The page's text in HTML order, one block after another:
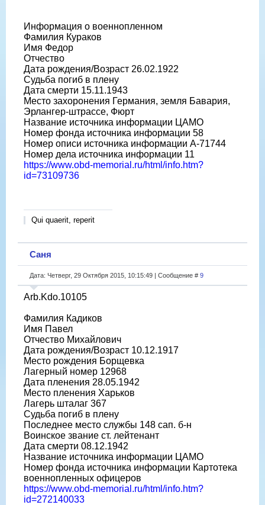
Информация о военнопленном
Фамилия Кураков
Имя Федор
Отчество
Дата рождения/Возраст 26.02.1922
Судьба погиб в плену
Дата смерти 15.11.1943
Место захоронения Германия, земля Бавария,
Эрлангер-штрассе, Фюрт
Название источника информации ЦАМО
Номер фонда источника информации 58
Номер описи источника информации A-71744
Номер дела источника информации 11
https://www.obd-memorial.ru/html/info.htm?
id=73109736
Qui quaerit, reperit
Саня
Дата: Четверг, 29 Октября 2015, 10:15:49 | Сообщение # 9
Arb.Kdo.10105
Фамилия Кадиков
Имя Павел
Отчество Михайлович
Дата рождения/Возраст 10.12.1917
Место рождения Борщевка
Лагерный номер 12968
Дата пленения 28.05.1942
Место пленения Харьков
Лагерь шталаг 367
Судьба погиб в плену
Последнее место службы 148 сап. б-н
Воинское звание ст. лейтенант
Дата смерти 08.12.1942
Название источника информации ЦАМО
Номер фонда источника информации Картотека
военнопленных офицеров
https://www.obd-memorial.ru/html/info.htm?
id=272140033